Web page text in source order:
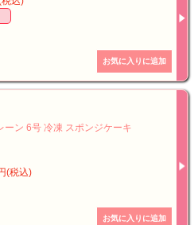
ーン 6号 冷凍 スポンジケーキ
(税込)